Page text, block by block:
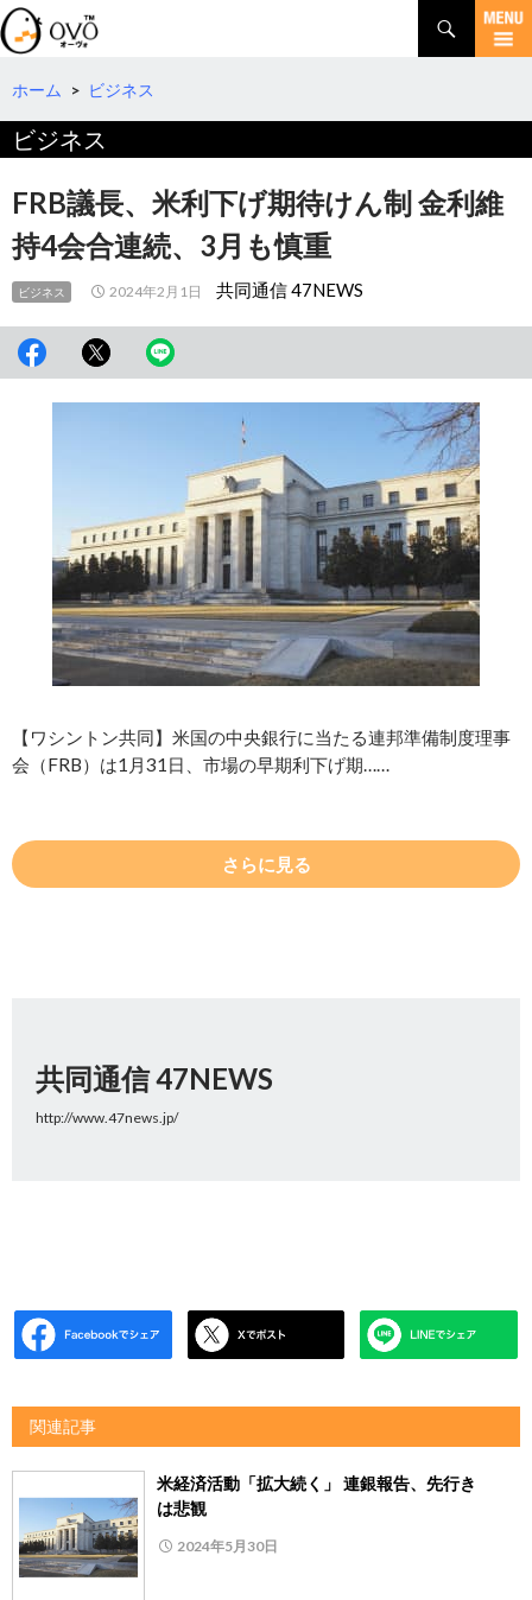
検
索
コ
テ
へ
移
動
ホーム > ビジネス
ビジネス
FRB議長、米利下げ期待けん制 金利維
持4会合連続、3月も慎重
ビジネス 2024年2月1日 共同通信 47NEWS
【ワシントン共同】米国の中央銀行に当たる連邦準備制度理事
会（FRB）は1月31日、市場の早期利下げ期……
さらに見る
共同通信 47NEWS
http://www.47news.jp/
関連記事
米経済活動「拡大続く」 連銀報告、先行き
は悲観
2024年5月30日